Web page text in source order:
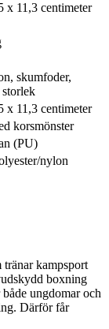
x 11,3 centimeter
skumfoder,
storlek
x 11,3 centimeter
korsmönster
(PU)
nylon
kampsport
boxning
ungdomar och
Därför får